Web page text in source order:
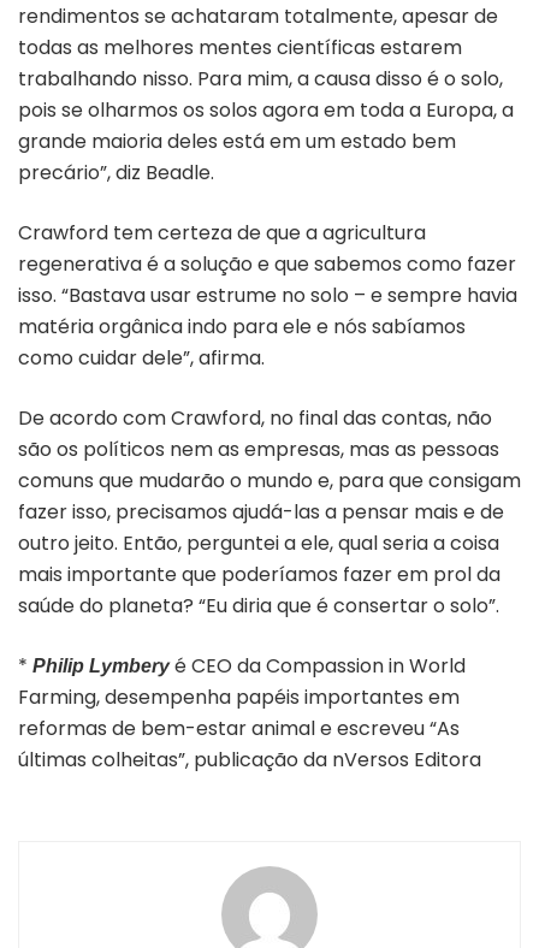
rendimentos se achataram totalmente, apesar de
todas as melhores mentes científicas estarem
trabalhando nisso. Para mim, a causa disso é o solo,
pois se olharmos os solos agora em toda a Europa, a
grande maioria deles está em um estado bem
precário”, diz Beadle.
Crawford tem certeza de que a agricultura
regenerativa é a solução e que sabemos como fazer
isso. “Bastava usar estrume no solo – e sempre havia
matéria orgânica indo para ele e nós sabíamos
como cuidar dele”, afirma.
De acordo com Crawford, no final das contas, não
são os políticos nem as empresas, mas as pessoas
comuns que mudarão o mundo e, para que consigam
fazer isso, precisamos ajudá-las a pensar mais e de
outro jeito. Então, perguntei a ele, qual seria a coisa
mais importante que poderíamos fazer em prol da
saúde do planeta? “Eu diria que é consertar o solo”.
* Philip Lymberyé CEO da Compassion in World
Farming, desempenha papéis importantes em
reformas de bem-estar animal e escreveu “As
últimas colheitas”, publicação da nVersos Editora